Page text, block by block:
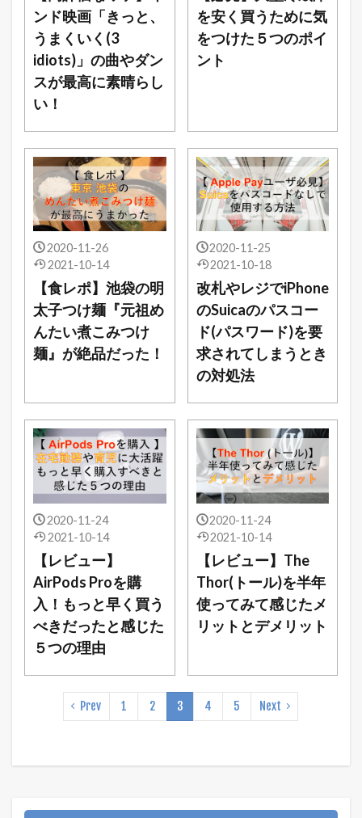
ンド映画「きっと、
うまくいく(3
idiots)」の曲やダン
スが最高に素晴らし
い！
を安く買うために気
をつけた５つのポイ
ント
2020-11-26
2021-10-14
【食レポ】池袋の明
太子つけ麺『元祖め
んたい煮こみつけ
麺』が絶品だった！
2020-11-25
2021-10-18
改札やレジでiPhone
のSuicaのパスコー
ド(パスワード)を要
求されてしまうとき
の対処法
2020-11-24
2021-10-14
【レビュー】
AirPods Proを購
入！もっと早く買う
べきだったと感じた
５つの理由
2020-11-24
2021-10-14
【レビュー】The
Thor(トール)を半年
使ってみて感じたメ
リットとデメリット
Prev 1 2 3 4 5 Next